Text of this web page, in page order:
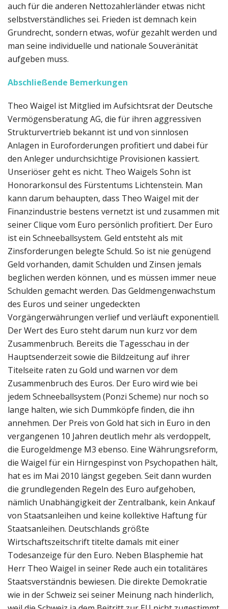
auch für die anderen Nettozahlerländer etwas nicht
selbstverständliches sei. Frieden ist demnach kein
Grundrecht, sondern etwas, wofür gezahlt werden und
man seine individuelle und nationale Souveränität
aufgeben muss.
Abschließende Bemerkungen
Theo Waigel ist Mitglied im Aufsichtsrat der Deutsche
Vermögensberatung AG, die für ihren aggressiven
Strukturvertrieb bekannt ist und von sinnlosen
Anlagen in Euroforderungen profitiert und dabei für
den Anleger undurchsichtige Provisionen kassiert.
Unseriöser geht es nicht. Theo Waigels Sohn ist
Honorarkonsul des Fürstentums Lichtenstein. Man
kann darum behaupten, dass Theo Waigel mit der
Finanzindustrie bestens vernetzt ist und zusammen mit
seiner Clique vom Euro persönlich profitiert. Der Euro
ist ein Schneeballsystem. Geld entsteht als mit
Zinsforderungen belegte Schuld. So ist nie genügend
Geld vorhanden, damit Schulden und Zinsen jemals
beglichen werden können, und es müssen immer neue
Schulden gemacht werden. Das Geldmengenwachstum
des Euros und seiner ungedeckten
Vorgängerwährungen verlief und verläuft exponentiell.
Der Wert des Euro steht darum nun kurz vor dem
Zusammenbruch. Bereits die Tagesschau in der
Hauptsenderzeit sowie die Bildzeitung auf ihrer
Titelseite raten zu Gold und warnen vor dem
Zusammenbruch des Euros. Der Euro wird wie bei
jedem Schneeballsystem (Ponzi Scheme) nur noch so
lange halten, wie sich Dummköpfe finden, die ihn
annehmen. Der Preis von Gold hat sich in Euro in den
vergangenen 10 Jahren deutlich mehr als verdoppelt,
die Eurogeldmenge M3 ebenso. Eine Währungsreform,
die Waigel für ein Hirngespinst von Psychopathen hält,
hat es im Mai 2010 längst gegeben. Seit dann wurden
die grundlegenden Regeln des Euro aufgehoben,
nämlich Unabhängigkeit der Zentralbank, kein Ankauf
von Staatsanleihen und keine kollektive Haftung für
Staatsanleihen. Deutschlands größte
Wirtschaftszeitschrift titelte damals mit einer
Todesanzeige für den Euro. Neben Blasphemie hat
Herr Theo Waigel in seiner Rede auch ein totalitäres
Staatsverständnis bewiesen. Die direkte Demokratie
wie in der Schweiz sei seiner Meinung nach hinderlich,